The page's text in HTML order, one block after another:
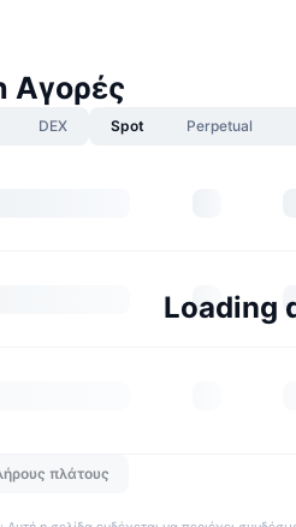
Αγορές
DEX Spot Perpetual
Loading
πλάτους